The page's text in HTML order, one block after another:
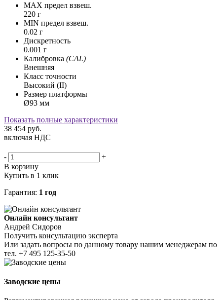
MAX предел взвеш.
220 г
MIN предел взвеш.
0.02 г
Дискретность
0.001 г
Калибровка (CAL)
Внешняя
Класс точности
Высокий (II)
Размер платформы
Ø93 мм
Показать полные характеристики
38 454 руб.
включая НДС
-
+
В корзину
Купить в 1 клик
Гарантия: 1 год
Онлайн консультант
Андрей Сидоров
Получить консультацию эксперта
Или задать вопросы по данному товару нашим менеджерам по
тел. +7 495 125-35-50
Заводские цены